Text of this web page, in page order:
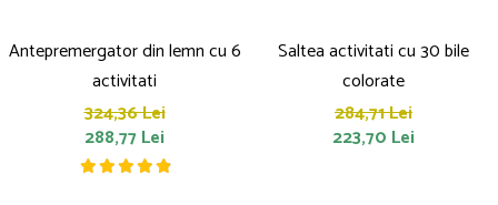
Antepremergator din lemn cu 6
activitati
324,36 Lei
288,77 Lei
Saltea activitati cu 30 bile
colorate
284,71 Lei
223,70 Lei